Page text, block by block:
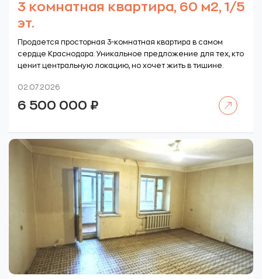
3 комнатная квартира, 60 м2, 1/5
эт.
Продается просторная 3-комнатная квартира в самом
сердце Краснодара. Уникальное предложение для тех, кто
ценит центральную локацию, но хочет жить в тишине.
02.07.2026
6 500 000 ₽